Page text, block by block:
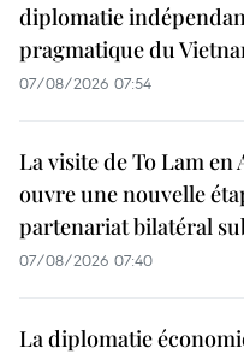
diplomatie
pragmatique du
07/08/2026 07:54
La visite de To Lam en
ouvre une nouvelle
partenariat bilatéral
07/08/2026 07:40
La diplomatie